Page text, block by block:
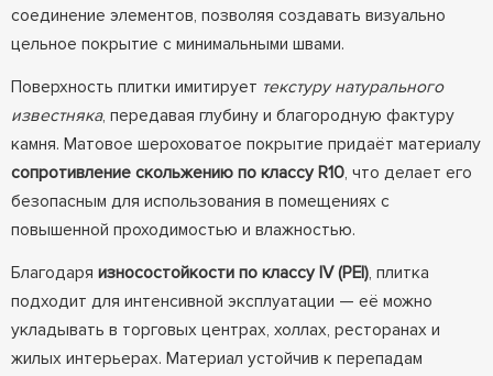
соединение элементов, позволяя создавать визуально
цельное покрытие с минимальными швами.
Поверхность плитки имитирует текстуру натурального
известняка, передавая глубину и благородную фактуру
камня. Матовое шероховатое покрытие придаёт материалу
сопротивление скольжению по классу R10, что делает его
безопасным для использования в помещениях с
повышенной проходимостью и влажностью.
Благодаря износостойкости по классу IV (PEI), плитка
подходит для интенсивной эксплуатации — её можно
укладывать в торговых центрах, холлах, ресторанах и
жилых интерьерах. Материал устойчив к перепадам